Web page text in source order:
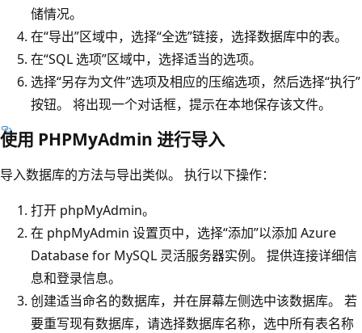
储情况。
在“导出”区域中，选择“全选”链接，选择数据库中的表。
在“SQL 选项”区域中，选择适当的选项。
选择“另存为文件”选项及相应的压缩选项，然后选择“执行”
按钮。 将出现一个对话框，提示在本地保存该文件。
使用 PHPMyAdmin 进行导入
导入数据库的方法与导出类似。 执行以下操作：
打开 phpMyAdmin。
在 phpMyAdmin 设置页中，选择“添加”以添加 Azure
Database for MySQL 灵活服务器实例。 提供连接详细信
息和登录信息。
创建适当命名的数据库，并在屏幕左侧选中该数据库。 若
要重写现有数据库，请选择数据库名称，选中所有表名称